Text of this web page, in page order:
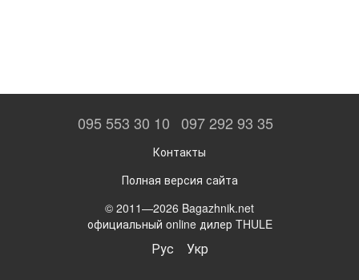
095 553 30 10 097 292 93 35
Контакты
Полная версия сайта
© 2011—2026 Bagazhnik.net
официальный online дилер THULE
Рус Укр